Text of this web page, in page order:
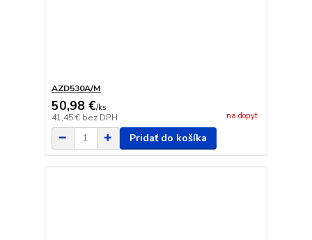
AZD530A/M
50,98 €/ks
41,45 € bez DPH na dopyt
Pridať do košíka